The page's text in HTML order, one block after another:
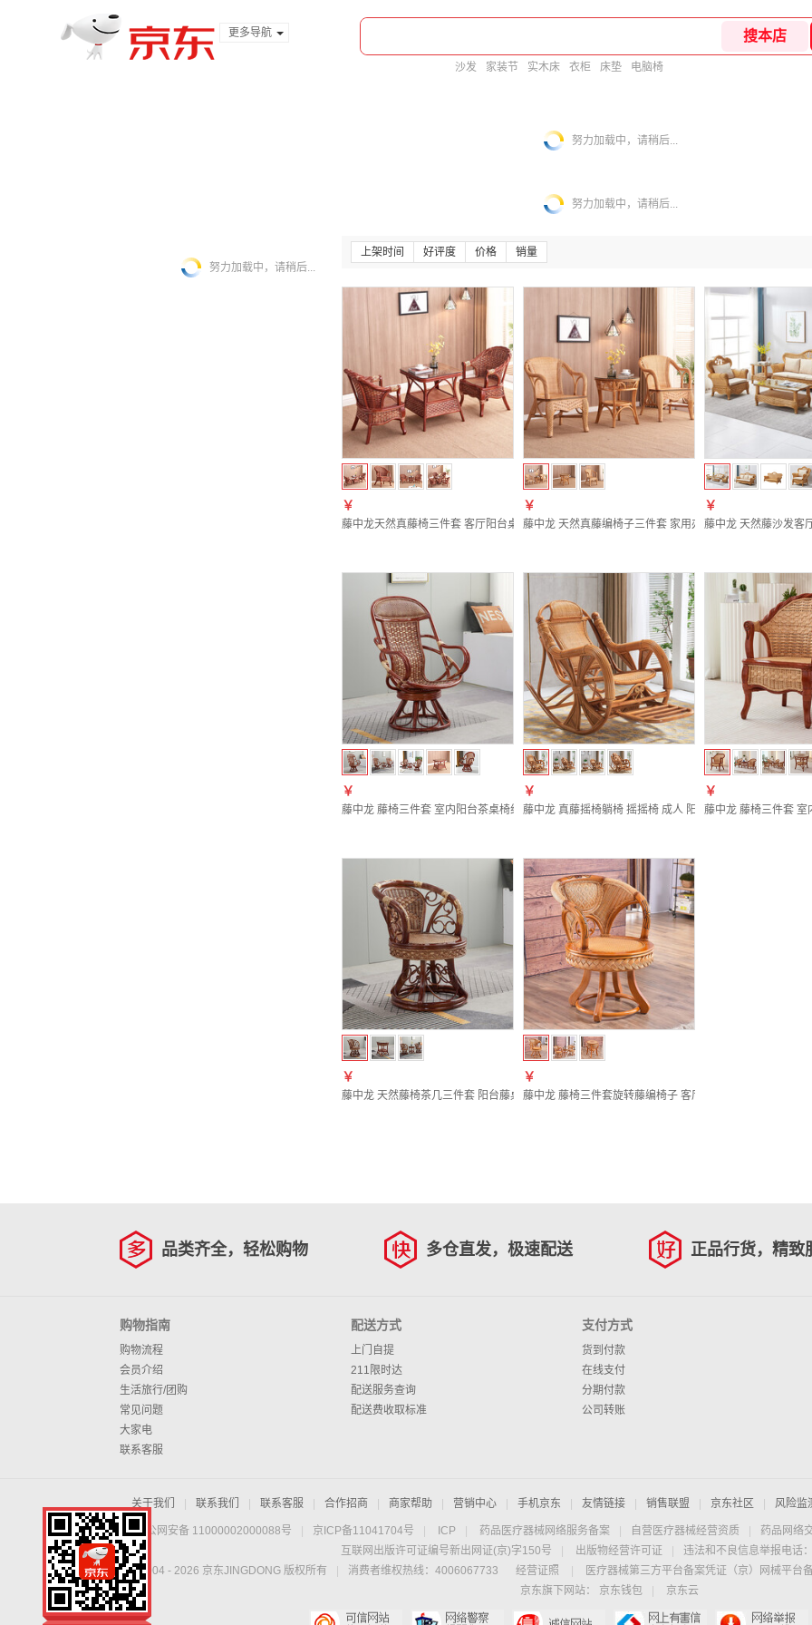
更多导航
沙发 家装节 实木床 衣柜 床垫 电脑椅
努力加载中，请稍后...
努力加载中，请稍后...
努力加载中，请稍后...
上架时间 好评度 价格 销量
￥
藤中龙天然真藤椅三件套 客厅阳台桌椅组合 藤编办公椅子 老人休闲椅 组合三件套（70CM方台）
￥
藤中龙 天然真藤编椅子三件套 家用办公藤椅 靠背椅 客厅
￥
藤中龙 天然藤沙发客
￥
藤中龙 藤椅三件套 室内阳台茶桌椅组合 真藤编高靠背椅子360度旋转腾椅 A款单张椅子（配坐垫
￥
藤中龙 真藤摇椅躺椅 摇摇椅 成人 阳台逍遥椅 午休睡椅 老
￥
藤中龙 藤椅三件套 室
￥
藤中龙 天然藤椅茶几三件套 阳台藤桌椅组合 360度旋转腾编靠背转椅子 单个转椅（配坐垫）
￥
藤中龙 藤椅三件套旋转藤编椅子 客厅阳台桌椅 家用靠背椅
品类齐全，轻松购物 多仓直发，极速配送 正品行货，精致
购物指南
购物流程
会员介绍
生活旅行/团购
常见问题
大家电
联系客服
配送方式
上门自提
211限时达
配送服务查询
配送费收取标准
支付方式
货到付款
在线支付
分期付款
公司转账
关于我们 联系我们 联系客服 合作招商 商家帮助 营销中心 手机京东 友情链接 销售联盟 京东社区 风险监
京公网安备 11000002000088号 京ICP备11041704号 ICP 药品医疗器械网络服务备案 自营医疗器械经营资质 药品网络
互联网出版许可证编号新出网证(京)字150号
出版物经营许可证
违法和不良信息举报电话
Copyright © 2004 - 2026 京东JINGDONG 版权所有 消费者维权热线：4006067733 经营证照 医疗器械第三方平台备案凭证（京）网械平台
京东旗下网站：
京东钱包
京东云
手机扫一扫，劲爆优
惠触手可得！